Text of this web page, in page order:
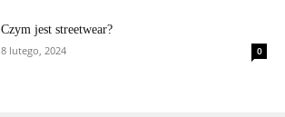
Czym jest streetwear?
8 lutego, 2024
0